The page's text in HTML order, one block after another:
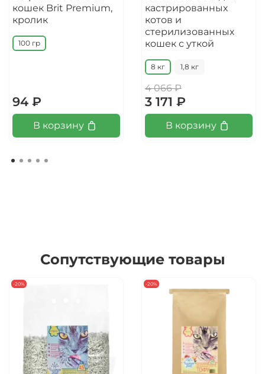
кошек Brit Premium,
кролик
100 гр
94 ₽
В корзину
кастрированных
котов и
стерилизованных
кошек с уткой
8 кг 1,8 кг
4 066 ₽
3 171 ₽
В корзину
Сопутствующие товары
-20% -20%